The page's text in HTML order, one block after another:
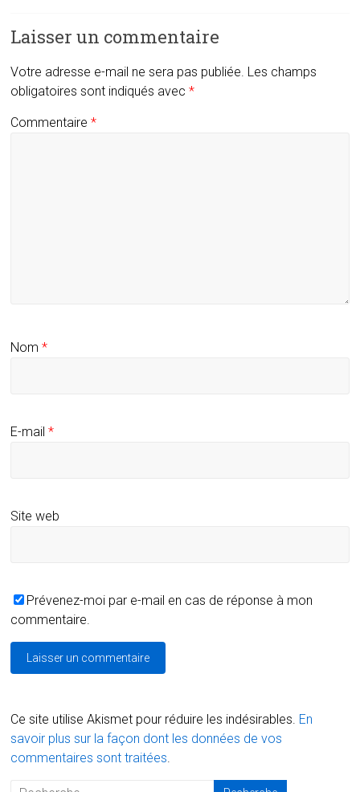
Laisser un commentaire
Votre adresse e-mail ne sera pas publiée. Les champs
obligatoires sont indiqués avec*
Commentaire*
Nom*
E-mail*
Site web
Prévenez-moi par e-mail en cas de réponse à mon
commentaire.
Ce site utilise Akismet pour réduire les indésirables. En
savoir plus sur la façon dont les données de vos
commentaires sont traitées.